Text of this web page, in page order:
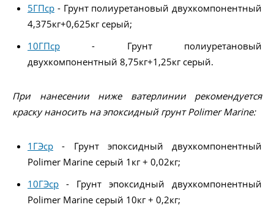
5ГПср - Грунт полиуретановый двухкомпонентный
4,375кг+0,625кг серый;
10ГПср - Грунт полиуретановый
двухкомпонентный 8,75кг+1,25кг серый.
При нанесении ниже ватерлинии рекомендуется
краску наносить на эпоксидный грунт Polimer Marine:
1ГЭср - Грунт эпоксидный двухкомпонентный
Polimer Marine серый 1кг + 0,02кг;
10ГЭср - Грунт эпоксидный двухкомпонентный
Polimer Marine серый 10кг + 0,2кг;